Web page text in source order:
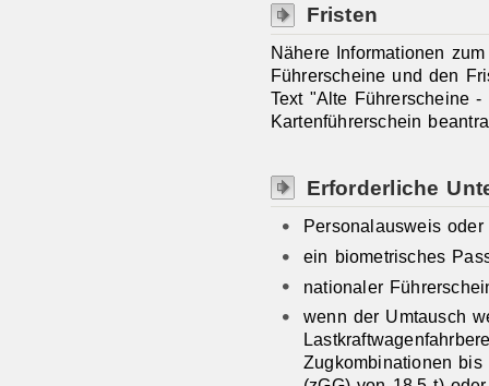
Fristen
Nähere Informationen
Führerscheine und den
Text "Alte Führerscheine
Kartenführerschein
Erforderliche
Personalausweis
ein biometrisches
nationaler
wenn der Umtausch
Zugkombinationen